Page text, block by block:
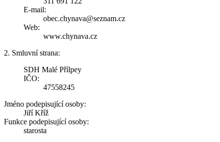
E-mail:
obec.chynava@seznam.cz
Web:
www.chynava.cz
2. Smluvní strana:
SDH Malé Přílpey
IČO:
47558245
Jméno podepisující osoby:
Jiří Kříž
Funkce podepisující osoby:
starosta